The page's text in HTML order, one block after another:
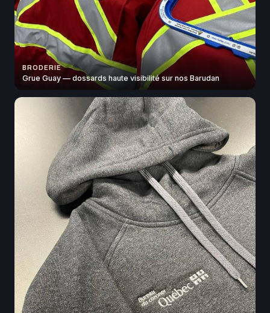
BRODERIE
Grue Guay — dossards haute visibilité sur nos Barudan